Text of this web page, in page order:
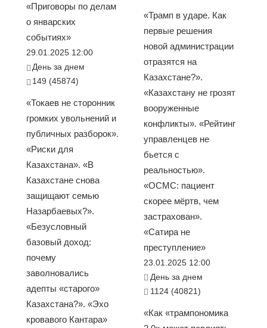
«Приговоры по делам
о январских
событиях»
29.01.2025 12:00
День за днем
149 (45874)
«Токаев не сторонник
громких увольнений и
публичных разборок».
«Риски для
Казахстана». «В
Казахстане снова
защищают семью
Назарбаевых?».
«Безусловный
базовый доход:
почему
заволновались
адепты «старого»
Казахстана?». «Эхо
кровавого Кантара»
«Трамп в ударе. Как
первые решения
новой администрации
отразятся на
Казахстане?».
«Казахстану не грозят
вооруженные
конфликты». «Рейтинг
управленцев не
бьется с
реальностью».
«ОСМС: пациент
скорее мёртв, чем
застрахован».
«Сатира не
преступление»
23.01.2025 12:00
День за днем
1124 (40821)
«Как «трампономика